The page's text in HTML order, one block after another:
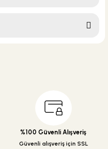
kullanarak tarafımıza
%100 Güvenli Alışveriş
Güvenli alışveriş için SSL